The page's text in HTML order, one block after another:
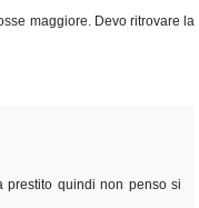
maggiore. Devo ritrovare la
prestito quindi non penso si